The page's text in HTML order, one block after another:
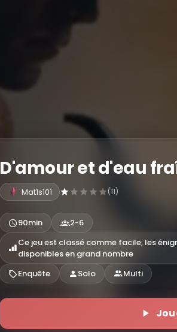
D'amour et d'eau
Mat1s101 (11)
90min
2-6
Ce jeu est classé comme facile, les
disponibles en grand nombre
Enquête
Solo Multi